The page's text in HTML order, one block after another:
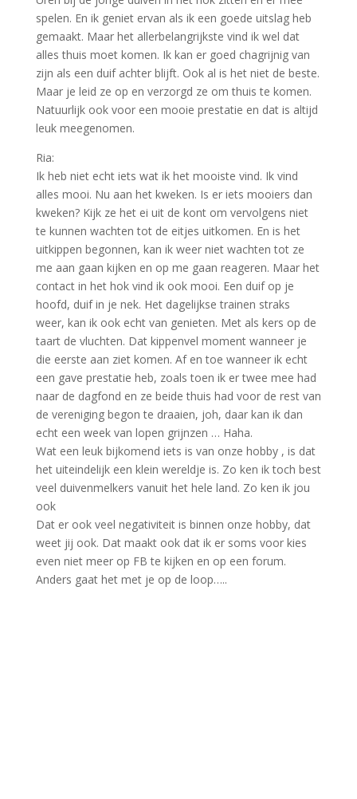
spelen. En ik geniet ervan als ik een goede uitslag heb
gemaakt. Maar het allerbelangrijkste vind ik wel dat
alles thuis moet komen. Ik kan er goed chagrijnig van
zijn als een duif achter blijft. Ook al is het niet de beste.
Maar je leid ze op en verzorgd ze om thuis te komen.
Natuurlijk ook voor een mooie prestatie en dat is altijd
leuk meegenomen.
Ria:
Ik heb niet echt iets wat ik het mooiste vind. Ik vind
alles mooi. Nu aan het kweken. Is er iets mooiers dan
kweken? Kijk ze het ei uit de kont om vervolgens niet
te kunnen wachten tot de eitjes uitkomen. En is het
uitkippen begonnen, kan ik weer niet wachten tot ze
me aan gaan kijken en op me gaan reageren. Maar het
contact in het hok vind ik ook mooi. Een duif op je
hoofd, duif in je nek. Het dagelijkse trainen straks
weer, kan ik ook echt van genieten. Met als kers op de
taart de vluchten. Dat kippenvel moment wanneer je
die eerste aan ziet komen. Af en toe wanneer ik echt
een gave prestatie heb, zoals toen ik er twee mee had
naar de dagfond en ze beide thuis had voor de rest van
de vereniging begon te draaien, joh, daar kan ik dan
echt een week van lopen grijnzen … Haha.
Wat een leuk bijkomend iets is van onze hobby , is dat
het uiteindelijk een klein wereldje is. Zo ken ik toch best
veel duivenmelkers vanuit het hele land. Zo ken ik jou
ook
Dat er ook veel negativiteit is binnen onze hobby, dat
weet jij ook. Dat maakt ook dat ik er soms voor kies
even niet meer op FB te kijken en op een forum.
Anders gaat het met je op de loop…..